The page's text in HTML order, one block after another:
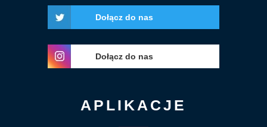
Dołącz do nas
Dołącz do nas
APLIKACJE